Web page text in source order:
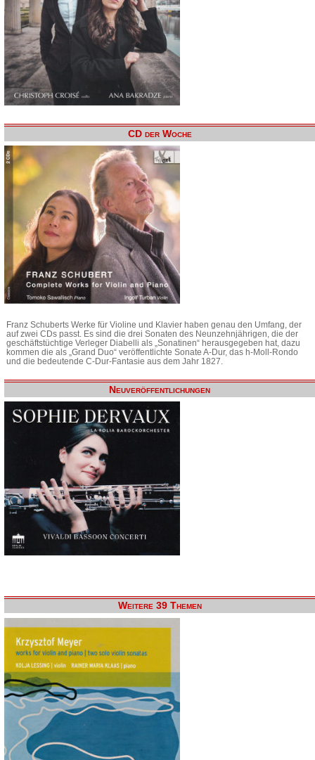
CD der Woche
Franz Schuberts Werke für Violine und Klavier haben genau den Umfang, der
auf zwei CDs passt. Es sind die drei Sonaten des Neunzehnjährigen, die der
geschäftstüchtige Verleger Diabelli als „Sonatinen“ herausgegeben hat, dazu
kommen die als „Grand Duo“ veröffentlichte Sonate A-Dur, das h-Moll-Rondo
und die bedeutende C-Dur-Fantasie aus dem Jahr 1827.
Neuveröffentlichungen
Weitere 39 Themen